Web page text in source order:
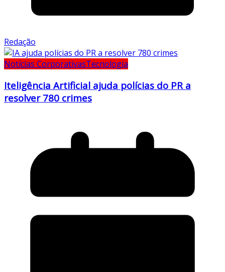
Redação
Notícias CorporativasTecnologia
Iteligência Artificial ajuda polícias do PR a
resolver 780 crimes